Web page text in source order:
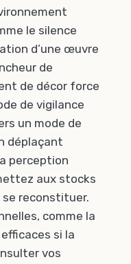
le silence
d’une œuvre
de
de décor force
de vigilance
un mode de
déplaçant
perception
aux stocks
reconstituer.
comme la
si la
vos